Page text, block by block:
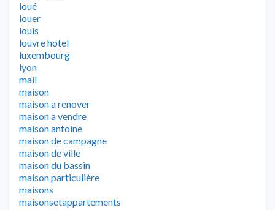
loué
louer
louis
louvre hotel
luxembourg
lyon
mail
maison
maison a renover
maison a vendre
maison antoine
maison de campagne
maison de ville
maison du bassin
maison particulière
maisons
maisonsetappartements